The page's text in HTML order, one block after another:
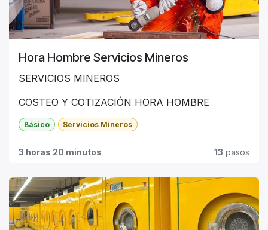
Hora Hombre Servicios Mineros
SERVICIOS MINEROS
COSTEO Y COTIZACIÓN HORA HOMBRE
Temario Costeo y Cotización de Servicio de Hora
Se trata de uno de los servicios más solicitados por
las empresas mineras, ya sea para tareas de
construcción o de operaciones de la propia minera.
Básico Servicios Mineros
3 horas 20 minutos 13 pasos